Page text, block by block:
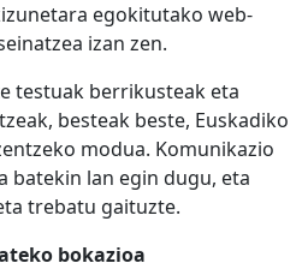
egokitutako web-
izan zen.
testuak berrikusteak eta
besteak beste, Euskadiko
modua. Komunikazio
batekin lan egin dugu, eta
trebatu gaituzte.
bokazioa